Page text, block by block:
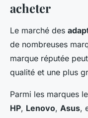
acheter
Le marché des
de nombreuses
marque réputée
qualité et une plus
Parmi les marques
HP, Lenovo, Asus,